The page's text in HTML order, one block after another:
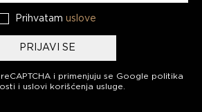
Prihvatam uslove
PRIJAVI SE
i primenjuju se Google politika
i uslovi korišćenja usluge